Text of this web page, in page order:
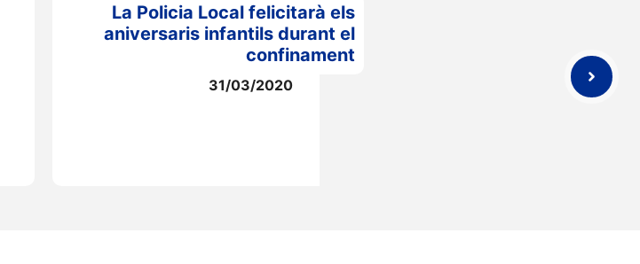
La Policia Local felicitarà els
aniversaris infantils durant el
confinament
31/03/2020